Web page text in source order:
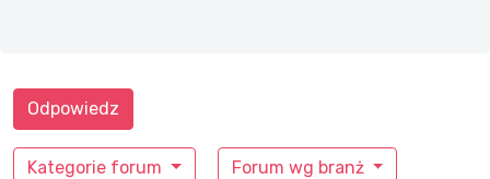
Kategorie forum Forum wg branż
Odpowiedz